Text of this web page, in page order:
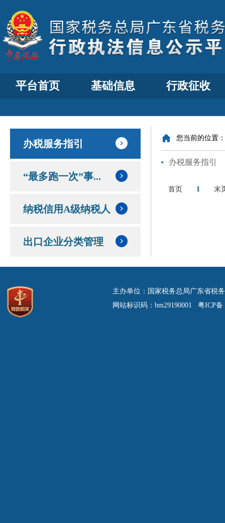
平台首页 基础信息 行政征收
办税服务指引
“最多跑一次”事...
纳税信用A级纳税人
出口企业分类管理
您当前的位置
办税服务指引
首页 1 末
主办单位：国家税务总局广东省税
网站标识码：bm29190001 粤ICP